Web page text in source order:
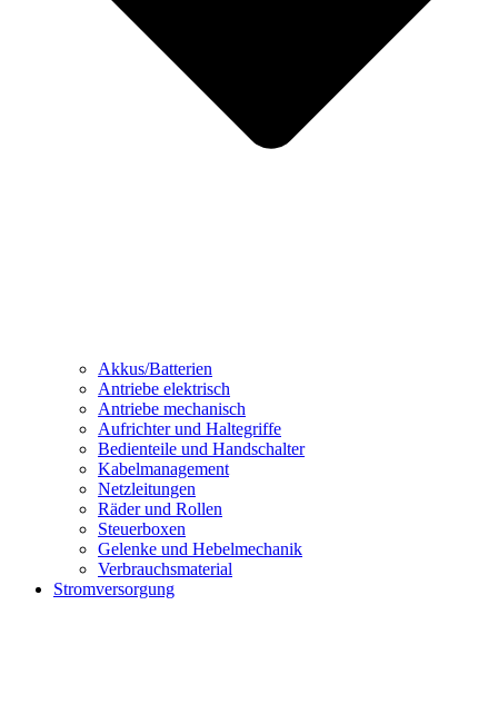
Akkus/Batterien
Antriebe elektrisch
Antriebe mechanisch
Aufrichter und Haltegriffe
Bedienteile und Handschalter
Kabelmanagement
Netzleitungen
Räder und Rollen
Steuerboxen
Gelenke und Hebelmechanik
Verbrauchsmaterial
Stromversorgung